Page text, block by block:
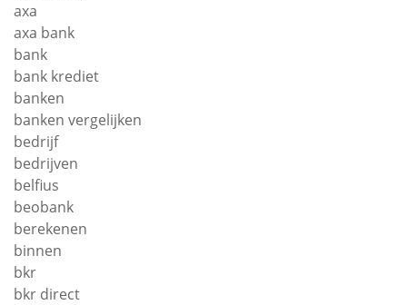
axa
axa bank
bank
bank krediet
banken
banken vergelijken
bedrijf
bedrijven
belfius
beobank
berekenen
binnen
bkr
bkr direct